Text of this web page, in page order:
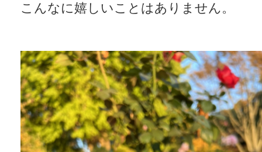
こんなに嬉しいことはありません。